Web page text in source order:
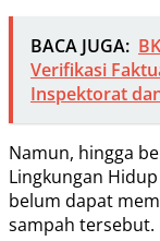
BACA JUGA:
Verifikasi
Inspektorat
Namun, hingga
Lingkungan
belum dapat
sampah tersebut.